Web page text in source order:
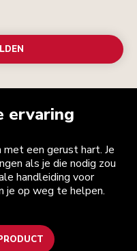
ervaring
een gerust hart. Je
als je die nodig zou
handleiding voor
je op weg te helpen.